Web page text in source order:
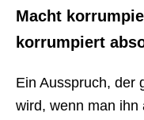
Macht
korrumpiert
Ein Ausspruch, der
wird, wenn man ihn